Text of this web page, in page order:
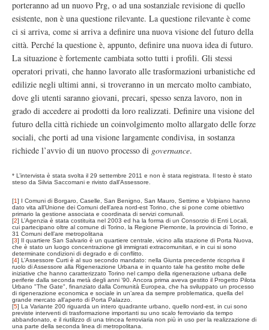
porteranno ad un nuovo Prg, o ad una sostanziale revisione di quello
esistente, non è una questione rilevante. La questione rilevante è come
ci si arriva, come si arriva a definire una nuova visione del futuro della
città. Perché la questione è, appunto, definire una nuova idea di futuro.
La situazione è fortemente cambiata sotto tutti i profili. Gli stessi
operatori privati, che hanno lavorato alle trasformazioni urbanistiche ed
edilizie negli ultimi anni, si troveranno in un mercato molto cambiato,
dove gli utenti saranno giovani, precari, spesso senza lavoro, non in
grado di accedere ai prodotti da loro realizzati. Definire una visione del
futuro della città richiede un coinvolgimento molto allargato delle forze
sociali, che porti ad una visione largamente condivisa, in sostanza
richiede l’avvio di un nuovo processo di governance.
* L’intervista è stata svolta il 29 settembre 2011 e non è stata registrata. Il testo è stato
steso da Silvia Saccomani e rivisto dall’Assessore.
[1] I Comuni di Borgaro, Caselle, San Benigno, San Mauro, Settimo e Volpiano hanno
dato vita all’Unione dei Comuni dell’area nord-est Torino, che si pone come obiettivo
primario la gestione associata e coordinata di servizi comunali.
[2] L’Agenzia è stata costituita nel 2003 ed ha la forma di un Consorzio di Enti Locali,
cui partecipano oltre al comune di Torino, la Regione Piemonte, la provincia di Torino, e
31 Comuni dell’are metropolitana
[3] Il quartiere San Salvario è un quartiere centrale, vicino alla stazione di Porta Nuova,
che è stato un luogo concentrazione gli immigrati extracomunitari, e in cui si sono
determinate condizioni di degrado e di conflitto.
[4] L’Assessore Curti è al suo secondo mandato: nella Giunta precedente ricopriva il
ruolo di Assessore alla Rigenerazione Urbana e in quanto tale ha gestito molte delle
iniziative che hanno caratterizzato Torino nel campo della rigenerazione urbana delle
periferie dalla seconda metà degli anni ’90. Ancora prima aveva gestito il Progetto Pilota
Urbano "The Gate", finanziato dalla Comunità Europea, che ha sviluppato un processo
di rigenerazione economica e sociale in un’area da sempre problematica, quella del
grande mercato all’aperto di Porta Palazzo.
[5] La Variante 200 riguarda un intero quadrante urbano, quello nord-est, in cui sono
previste interventi di trasformazione importanti su uno scalo ferroviario da tempo
abbandonato, e il riutilizzo di una trincea ferroviaria non più in uso per la realizzazione di
una parte della seconda linea di metropolitana.